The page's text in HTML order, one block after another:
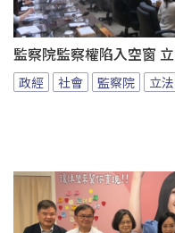
監察院監察權陷入空窗
政經 社會 監察院 立